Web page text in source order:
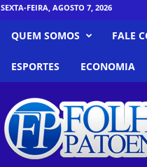
SEXTA-FEIRA, AGOSTO 7, 2026
QUEM SOMOS FALE
ESPORTES ECONOMIA